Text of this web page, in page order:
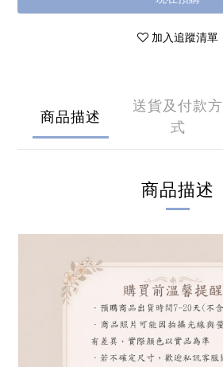
加入追蹤清單
商品描述
送貨及付款方
式
商品描述